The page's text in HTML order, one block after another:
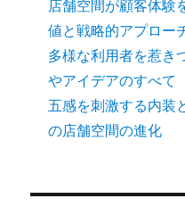
店舗空間が顧客体験
値と戦略的アプロー
多様な利用者を惹き
やアイデアのすべて
五感を刺激する内装
の店舗空間の進化